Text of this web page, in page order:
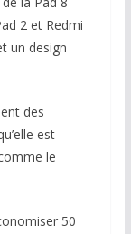
2 et Redmi
un design
des
est
le
50